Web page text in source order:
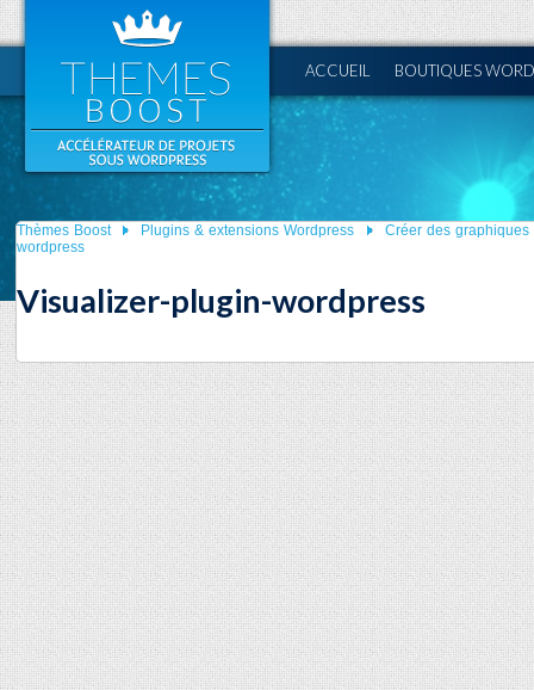
ACCUEIL BOUTIQUES
Thèmes Boost Plugins & extensions Wordpress
Créer des graphiques
wordpress
Visualizer-plugin-wordpress